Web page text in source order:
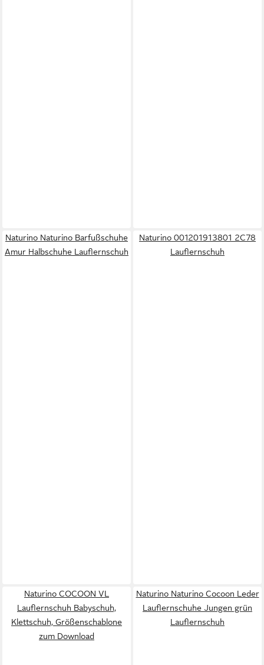
Naturino Naturino Barfußschuhe
Amur Halbschuhe Lauflernschuh
Naturino 001201913801 2C78
Lauflernschuh
Naturino COCOON VL
Lauflernschuh Babyschuh,
Klettschuh, Größenschablone
zum Download
Naturino Naturino Cocoon Leder
Lauflernschuhe Jungen grün
Lauflernschuh